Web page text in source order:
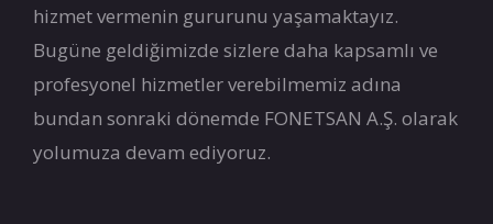
hizmet vermenin gururunu yaşamaktayız.
Bugüne geldiğimizde sizlere daha kapsamlı ve
profesyonel hizmetler verebilmemiz adına
bundan sonraki dönemde FONETSAN A.Ş. olarak
yolumuza devam ediyoruz.